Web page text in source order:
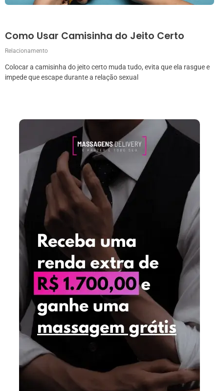
Como Usar Camisinha do Jeito Certo
Relacionamento
Colocar a camisinha do jeito certo muda tudo, evita que ela rasgue e
impede que escape durante a relação sexual